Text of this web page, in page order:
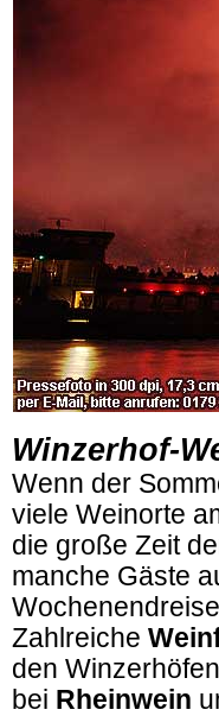
Winzerhof-
Wenn der
viele Weinorte
die große Zeit
manche Gäste
Zahlreiche
den
bei Rheinwein